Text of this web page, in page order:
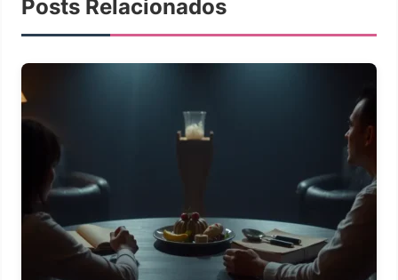
Posts Relacionados